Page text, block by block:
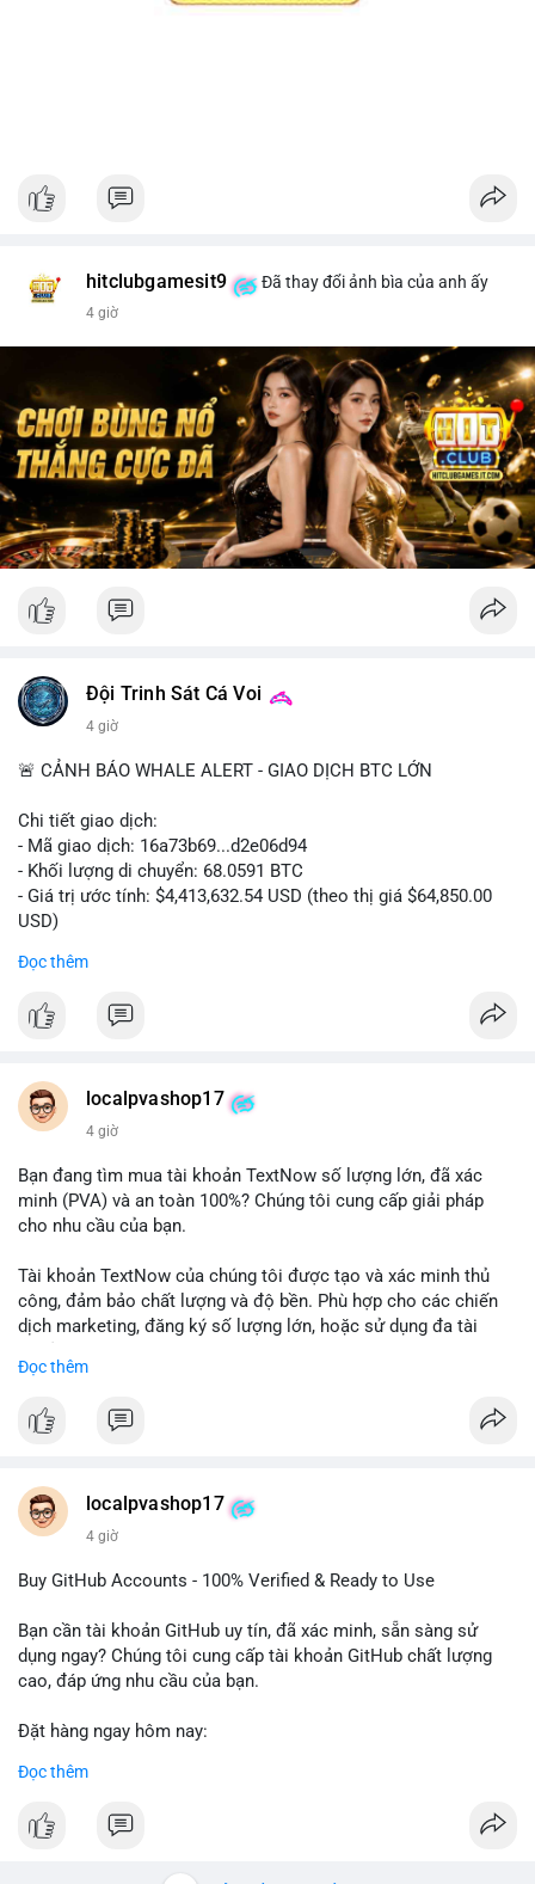
hitclubgamesit9 Đã thay đổi ảnh bìa của anh ấy
4 giờ
Đội Trinh Sát Cá Voi
4 giờ
🚨 CẢNH BÁO WHALE ALERT - GIAO DỊCH BTC LỚN
Chi tiết giao dịch:
- Mã giao dịch: 16a73b69...d2e06d94
- Khối lượng di chuyển: 68.0591 BTC
- Giá trị ước tính: $4,413,632.54 USD (theo thị giá $64,850.00
USD)
luân chuyển trong một giao dịch duy nhất cho thấy dấu hiệu
bước chuẩn bị cho một lệnh bán lớn trên sàn tập trung, tạo áp
lực giảm ngắn hạn. Ngược lại, nếu dòng tiền hướng về ví lạnh
ánh niềm tin vào xu hướng tăng. Việc theo dõi điểm đến tiếp
theo của số BTC này là then chốt để xác định tâm lý thị
trường.
Nhà đầu tư nhỏ lẻ nên thận trọng, tránh hành động theo cảm
xúc. Quan sát dòng tiền trong 24-48 giờ tới để xác nhận xu
hướng trước khi đưa ra quyết định vào lệnh.
#68dot0591btc
Đọc thêm
localpvashop17
4 giờ
Bạn đang tìm mua tài khoản TextNow số lượng lớn, đã xác
minh (PVA) và an toàn 100%? Chúng tôi cung cấp giải pháp
cho nhu cầu của bạn.
Tài khoản TextNow của chúng tôi được tạo và xác minh thủ
công, đảm bảo chất lượng và độ bền. Phù hợp cho các chiến
dịch marketing, đăng ký số lượng lớn, hoặc sử dụng đa tài
chúng tôi qua:
- Email: localpvashop@gmail.com
dịch vụ chuyên nghiệp!
#buytextnowaccounts #pva #textnow
Đọc thêm
localpvashop17
4 giờ
Buy GitHub Accounts - 100% Verified & Ready to Use
Bạn cần tài khoản GitHub uy tín, đã xác minh, sẵn sàng sử
dụng ngay? Chúng tôi cung cấp tài khoản GitHub chất lượng
cao, đáp ứng nhu cầu của bạn.
Đặt hàng ngay hôm nay:
✅ Phản hồi trong 24 giờ
✅ WhatsApp: +1 (66
✅ Telegram: @localpvashop
Đọc thêm